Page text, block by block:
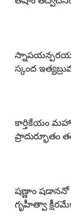
స్నాపయన్పరయా
స్కంద
కార్తికేయం
ప్రాదుర్భూతం
షణ్ణాం షడాననో
గృహీత్వా